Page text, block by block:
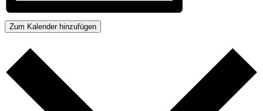
Zum Kalender hinzufügen